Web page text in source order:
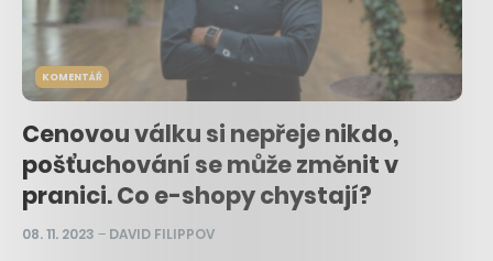
KOMENTÁŘ
Cenovou válku si nepřeje nikdo,
pošťuchování se může změnit v
pranici. Co e-shopy chystají?
08. 11. 2023 – DAVID FILIPPOV